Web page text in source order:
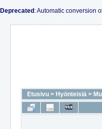
Deprecated : Automatic conversion
Etusivu > Hyönteisiä >